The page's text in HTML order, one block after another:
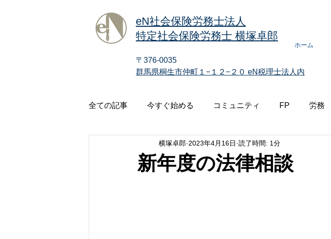
eN社会保険労務士法人
特定社会保険労務士 横塚卓郎
ホーム
〒376-0035
群馬県桐生市仲町１−１２−２０ eN税理士法人内
全ての記事 今すぐ始める コミュニティ FP 労務
新年度の法律相談
横塚卓郎 2023年4月16日 読了時間: 1分